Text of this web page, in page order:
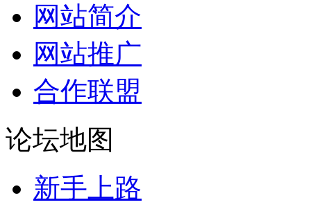
网站简介
网站推广
合作联盟
论坛地图
新手上路